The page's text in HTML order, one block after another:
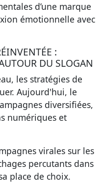
d’une marque
émotionnelle avec
:
DU SLOGAN
les stratégies de
Aujourd'hui, le
diversifiées,
numériques et
virales sur les
percutants dans
place de choix.